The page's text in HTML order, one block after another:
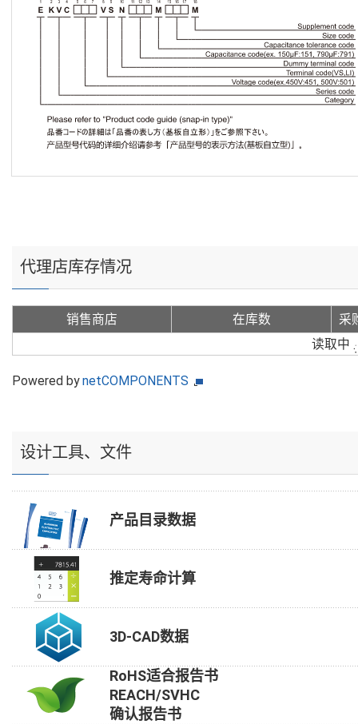
代理店库存情况
销售商店 在库数
采
读取中
Powered bynetCOMPONENTS
设计工具、文件
产品目录数据
推定寿命计算
3D-CAD数据
RoHS适合报告书
REACH/SVHC
确认报告书